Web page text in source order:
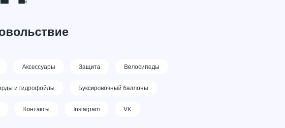
Аксессуары Защита Велосипеды
и гидрофойлы Буксировочный баллоны
Контакты Instagram VK